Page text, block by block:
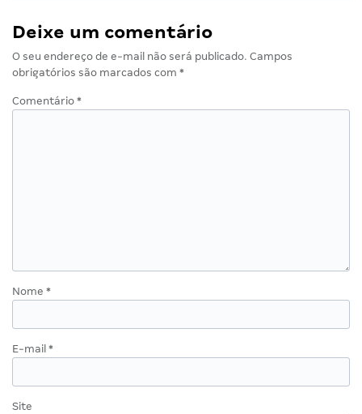
Deixe um comentário
O seu endereço de e-mail não será publicado. Campos
obrigatórios são marcados com *
Comentário *
Nome *
E-mail *
Site